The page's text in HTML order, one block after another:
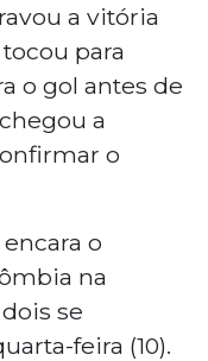
a vitória
para
o gol antes de
a
o
o
na
se
feira (10).